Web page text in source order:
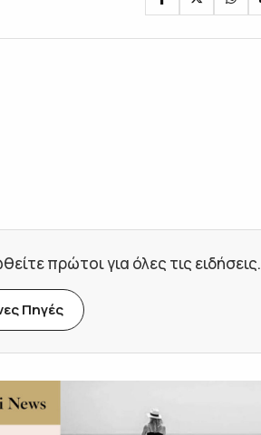
πρώτοι για όλες τις ειδήσεις.
Πηγές